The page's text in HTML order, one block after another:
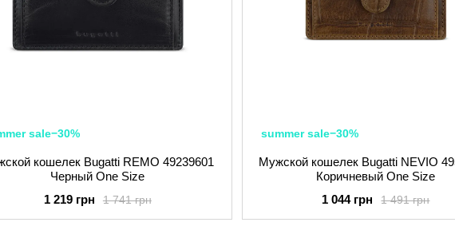
sale−30%
кошелек Bugatti REMO 49239601
Черный One Size
1 741 грн
1 219 грн
summer sale−30%
Мужской кошелек Bugatti NEVIO
Коричневый One Size
1 491 грн
1 044 грн